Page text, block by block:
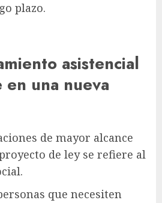
plazo.
asistencial
una nueva
de mayor alcance
de ley se refiere al
que necesiten